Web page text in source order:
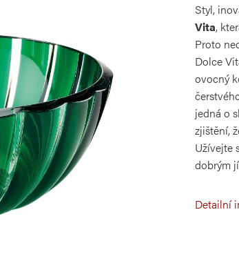
Styl,
Vita,
Proto
Dolce
ovocný
jedná o
zjištění,
Užívejte
dobrým
Detailní